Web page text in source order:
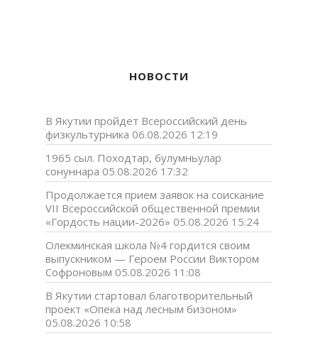
НОВОСТИ
В Якутии пройдет Всероссийский день
физкультурника 06.08.2026 12:19
1965 сыл. Походтар, булумньулар
сонуннара 05.08.2026 17:32
Продолжается прием заявок на соискание
VII Всероссийской общественной премии
«Гордость нации-2026» 05.08.2026 15:24
Олекминская школа №4 гордится своим
выпускником — Героем России Виктором
Софроновым 05.08.2026 11:08
В Якутии стартовал благотворительный
проект «Опека над лесным бизоном»
05.08.2026 10:58